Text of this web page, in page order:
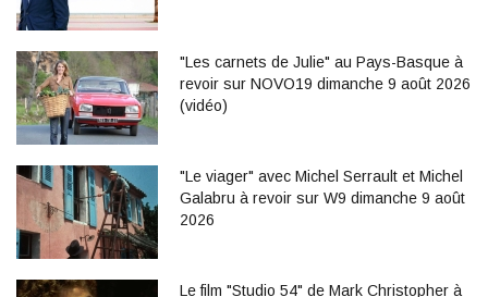
"Les carnets de Julie" au Pays-Basque à
revoir sur NOVO19 dimanche 9 août 2026
(vidéo)
"Le viager" avec Michel Serrault et Michel
Galabru à revoir sur W9 dimanche 9 août
2026
Le film "Studio 54" de Mark Christopher à